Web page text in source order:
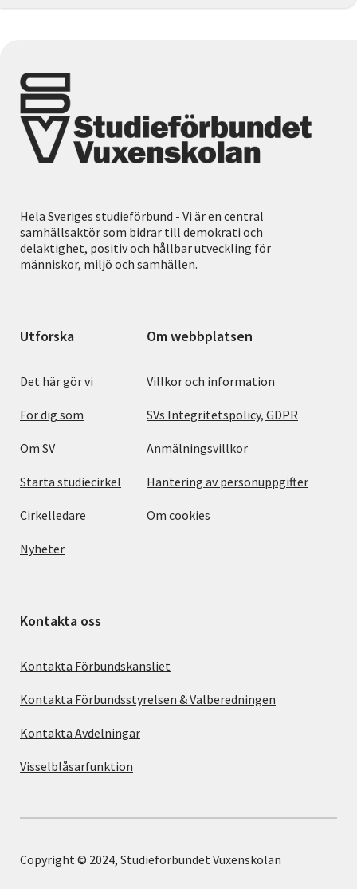
Hela Sveriges studieförbund - Vi är en central
samhällsaktör som bidrar till demokrati och
delaktighet, positiv och hållbar utveckling för
människor, miljö och samhällen.
Utforska
Det här gör vi
För dig som
Om SV
Starta studiecirkel
Cirkelledare
Nyheter
Om webbplatsen
Villkor och information
SVs Integritetspolicy, GDPR
Anmälningsvillkor
Hantering av personuppgifter
Om cookies
Kontakta oss
Kontakta Förbundskansliet
Kontakta Förbundsstyrelsen & Valberedningen
Kontakta Avdelningar
Visselblåsarfunktion
Copyright © 2024, Studieförbundet Vuxenskolan